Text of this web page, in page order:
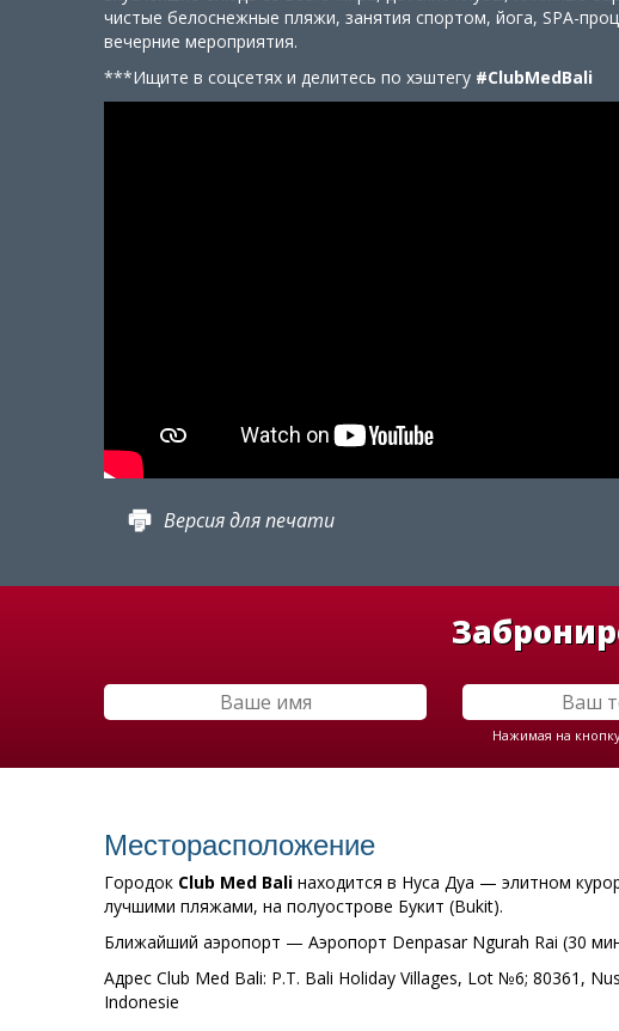
чистые белоснежные пляжи, занятия спортом, йога, SPA-
вечерние мероприятия.
***Ищите в соцсетях и делитесь по хэштегу #ClubMedBali
Версия для печати
Нажимая на
Месторасположение
Городок Club Med Bali находится в Нуса Дуа — элитном
лучшими пляжами, на полуострове Букит (Bukit).
Ближайший аэропорт — Аэропорт Denpasar Ngurah Rai (30
Адрес Club Med Bali: P.T. Bali Holiday Villages, Lot №6; 80361,
Indonesie